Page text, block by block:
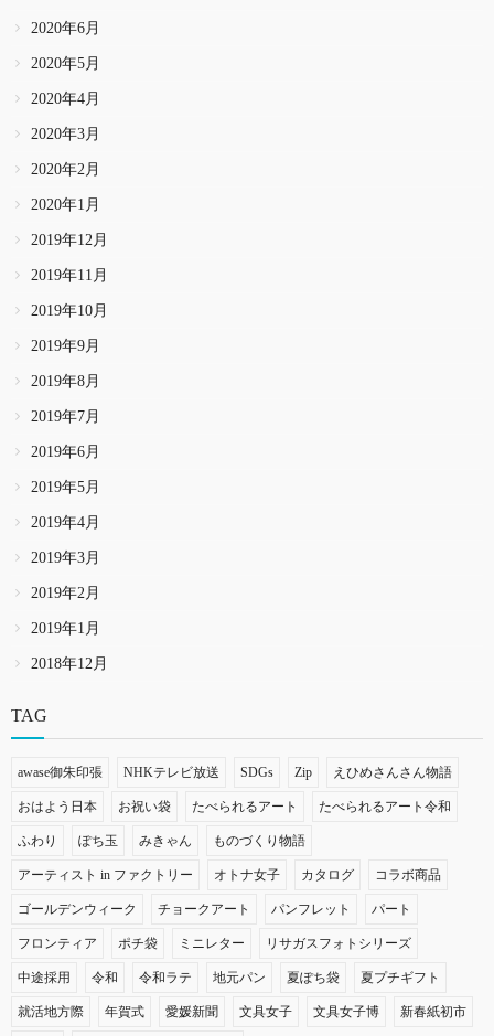
2020年6月
2020年5月
2020年4月
2020年3月
2020年2月
2020年1月
2019年12月
2019年11月
2019年10月
2019年9月
2019年8月
2019年7月
2019年6月
2019年5月
2019年4月
2019年3月
2019年2月
2019年1月
2018年12月
TAG
awase御朱印張 NHKテレビ放送 SDGs Zip えひめさんさん物語
おはよう日本 お祝い袋 たべられるアート たべられるアート令和
ふわり ぽち玉 みきゃん ものづくり物語
アーティスト in ファクトリー オトナ女子 カタログ コラボ商品
ゴールデンウィーク チョークアート パンフレット パート
フロンティア ポチ袋 ミニレター リサガスフォトシリーズ
中途採用 令和 令和ラテ 地元パン 夏ぽち袋 夏プチギフト
就活地方際 年賀式 愛媛新聞 文具女子 文具女子博 新春紙初市